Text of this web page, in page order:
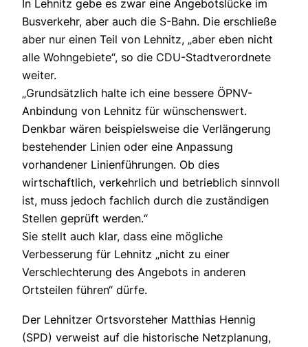
In Lehnitz gebe es zwar eine Angebotslücke im
Busverkehr, aber auch die S-Bahn. Die erschließe
aber nur einen Teil von Lehnitz, „aber eben nicht
alle Wohngebiete“, so die CDU-Stadtverordnete
weiter.
„Grundsätzlich halte ich eine bessere ÖPNV-
Anbindung von Lehnitz für wünschenswert.
Denkbar wären beispielsweise die Verlängerung
bestehender Linien oder eine Anpassung
vorhandener Linienführungen. Ob dies
wirtschaftlich, verkehrlich und betrieblich sinnvoll
ist, muss jedoch fachlich durch die zuständigen
Stellen geprüft werden.“
Sie stellt auch klar, dass eine mögliche
Verbesserung für Lehnitz „nicht zu einer
Verschlechterung des Angebots in anderen
Ortsteilen führen“ dürfe.
Der Lehnitzer Ortsvorsteher Matthias Hennig
(SPD) verweist auf die historische Netzplanung,